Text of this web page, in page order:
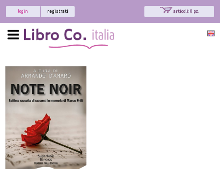
articoli: 0 pz.
registrati
login